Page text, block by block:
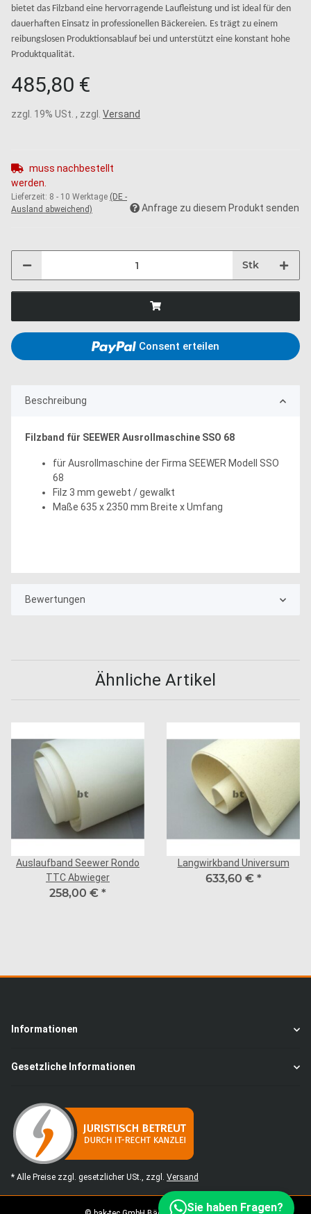
bietet das Filzband eine hervorragende Laufleistung und ist ideal für den
dauerhaften Einsatz in professionellen Bäckereien. Es trägt zu einem
reibungslosen Produktionsablauf bei und unterstützt eine konstant hohe
Produktqualität.
485,80 €
zzgl. 19% USt. , zzgl. Versand
muss nachbestellt
werden.
Lieferzeit: 8 - 10 Werktage (DE -
Ausland abweichend)
Anfrage zu diesem Produkt senden
Stk
Consent erteilen
Beschreibung
Filzband für SEEWER Ausrollmaschine SSO 68
für Ausrollmaschine der Firma SEEWER Modell SSO
68
Filz 3 mm gewebt / gewalkt
Maße 635 x 2350 mm Breite x Umfang
Bewertungen
Ähnliche Artikel
Auslaufband Seewer Rondo
TTC Abwieger
258,00 € *
Langwirkband Universum
633,60 € *
Informationen
Gesetzliche Informationen
* Alle Preise zzgl. gesetzlicher USt., zzgl. Versand
Sie haben Fragen?